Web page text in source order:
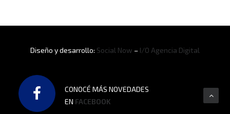
Diseño y desarrollo: Social Now – I/O Agencia Digital
CONOCÉ MÁS NOVEDADES
EN FACEBOOK